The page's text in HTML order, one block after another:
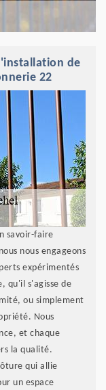
de
22
savoir-faire
nous engageons
expérimentés
qu'il s'agisse de
ou simplement
Nous
et chaque
la qualité.
qui allie
un espace